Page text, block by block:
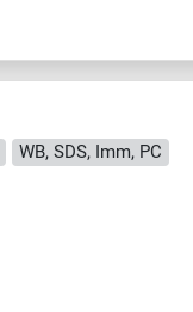
WB, SDS, Imm, PC